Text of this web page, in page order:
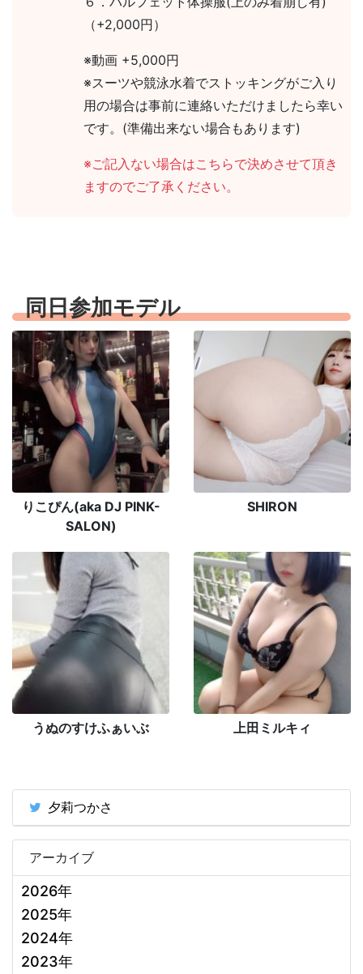
（+2,000円）
※動画 +5,000円
※スーツや競泳水着でストッキングがご入り
用の場合は事前に連絡いただけましたら幸い
です。(準備出来ない場合もあります)
※ご記入ない場合はこちらで決めさせて頂き
ますのでご了承ください。
同日参加モデル
りこぴん(aka DJ PINK-
SALON)
SHIRON
うぬのすけふぁいぶ 上田ミルキィ
夕莉つかさ
アーカイブ
2026年
2025年
2024年
2023年